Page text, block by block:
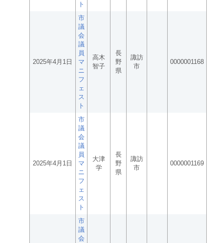
ト
2025年4月1日
市
議
会
議
員
マ
ニ
フ
ェ
ス
ト
高木
智子
長
野
県
諏訪
市
0000001168
2025年4月1日
市
議
会
議
員
マ
ニ
フ
ェ
ス
ト
大津
学
長
野
県
諏訪
市
0000001169
市
議
会